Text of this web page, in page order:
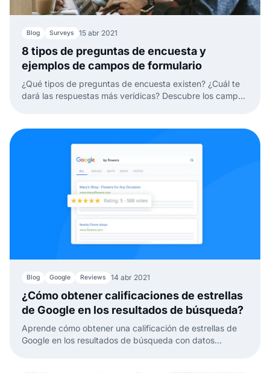
Blog Surveys 15 abr 2021
8 tipos de preguntas de encuesta y
ejemplos de campos de formulario
¿Qué tipos de preguntas de encuesta existen? ¿Cuál te
dará las respuestas más verídicas? Descubre los campos
Blog Google Reviews 14 abr 2021
¿Cómo obtener calificaciones de estrellas
de Google en los resultados de búsqueda?
Aprende cómo obtener una calificación de estrellas de
Google en los resultados de búsqueda con datos